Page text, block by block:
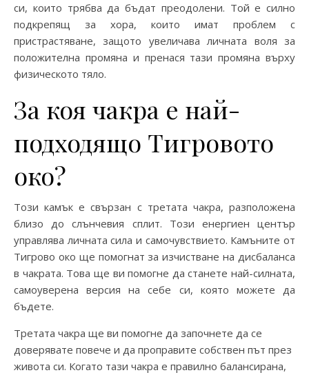
си, които трябва да бъдат преодолени. Той е силно
подкрепящ за хора, които имат проблем с
пристрастяване, защото увеличава личната воля за
положителна промяна и пренася тази промяна върху
физическото тяло.
За коя чакра е най-
подходящо Тигровото
око?
Този камък е свързан с третата чакра, разположена
близо до слънчевия сплит. Този енергиен център
управлява личната сила и самочувствието. Камъните от
Тигрово око ще помогнат за изчистване на дисбаланса
в чакрата. Това ще ви помогне да станете най-силната,
самоуверена версия на себе си, която можете да
бъдете.
Третата чакра ще ви помогне да започнете да се
доверявате повече и да проправите собствен път през
живота си. Когато тази чакра е правилно балансирана,